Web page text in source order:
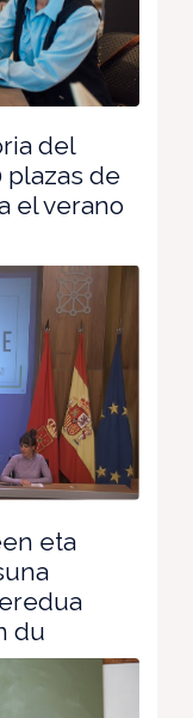
del
plazas de
el verano
eta
du